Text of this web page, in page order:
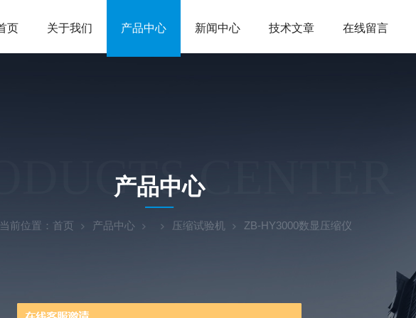
页 关于我们 产品中心 新闻中心 技术文章 在线留言
CENTER
产品中心
前位置： 首页 产品中心 压缩试验机 ZB-HY3000数显压缩仪